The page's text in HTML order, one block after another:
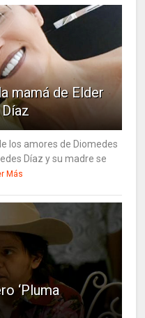
mamá de Elder
los amores de Diomedes
Díaz y su madre se
Más
‘Pluma